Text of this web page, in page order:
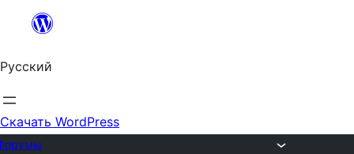
Перейти
содержимому
Русский
Скачать WordPress